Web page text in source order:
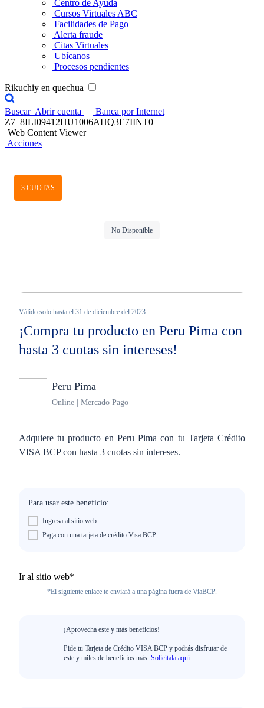
Centro de Ayuda
Cursos Virtuales ABC
Facilidades de Pago
Alerta fraude
Citas Virtuales
Ubícanos
Procesos pendientes
Rikuchiy en quechua
Buscar Abrir cuenta
Banca por Internet
Z7_8ILI09412HU1006AHQ3E7IINT0
Web Content Viewer
Acciones
3 CUOTAS
No Disponible
Válido solo hasta el 31 de diciembre del 2023
¡Compra tu producto en Peru Pima con
hasta 3 cuotas sin intereses!
Peru Pima
Online | Mercado Pago
Adquiere tu producto en Peru Pima con tu Tarjeta Crédito
VISA BCP con hasta 3 cuotas sin intereses.
Para usar este beneficio:
Ingresa al sitio web
Paga con una tarjeta de crédito Visa BCP
Ir al sitio web*
*El siguiente enlace te enviará a una página fuera de ViaBCP.
¡Aprovecha este y más beneficios!
Pide tu Tarjeta de Crédito VISA BCP y podrás disfrutar de
este y miles de beneficios más. Solicítala aquí